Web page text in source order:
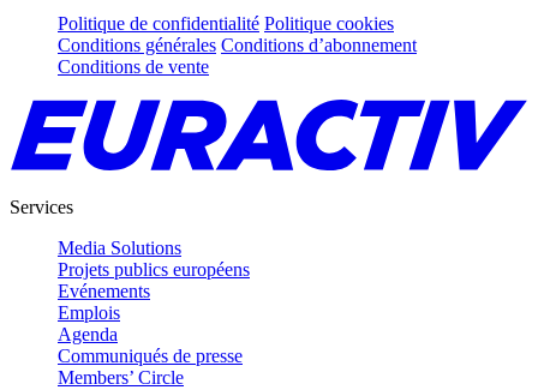
Politique de confidentialité Politique cookies
Conditions générales Conditions d’abonnement
Conditions de vente
Services
Media Solutions
Projets publics européens
Evénements
Emplois
Agenda
Communiqués de presse
Members’ Circle